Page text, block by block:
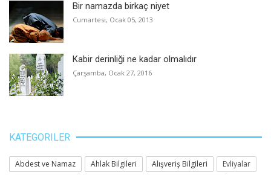
Bir namazda birkaç niyet
Cumartesi, Ocak 05, 2013
Kabir derinliği ne kadar olmalıdır
Çarşamba, Ocak 27, 2016
KATEGORILER
Abdest ve Namaz Ahlak Bilgileri Alışveriş Bilgileri
Evliyalar